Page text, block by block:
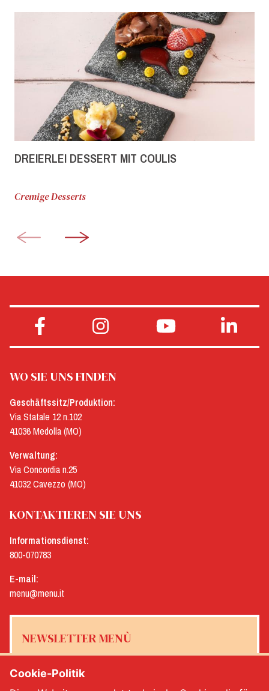
DREIERLEI DESSERT MIT COULIS
Cremige Desserts
WO SIE UNS FINDEN
Geschäftssitz/Produktion:
Via Statale 12 n.102
41036 Medolla (MO)
Verwaltung:
Via Concordia n.25
41032 Cavezzo (MO)
KONTAKTIEREN SIE UNS
Informationsdienst:
800-070783
E-mail:
menu@menu.it
NEWSLETTER MENÙ
Cookie-Politik